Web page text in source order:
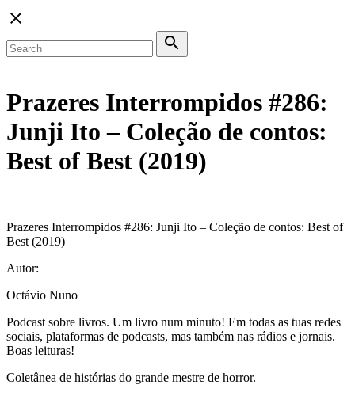
close
search
Prazeres Interrompidos #286:
Junji Ito – Coleção de contos:
Best of Best (2019)
Prazeres Interrompidos #286: Junji Ito – Coleção de contos: Best of
Best (2019)
Autor:
Octávio Nuno
Podcast sobre livros. Um livro num minuto! Em todas as tuas redes
sociais, plataformas de podcasts, mas também nas rádios e jornais.
Boas leituras!
Coletânea de histórias do grande mestre de horror.